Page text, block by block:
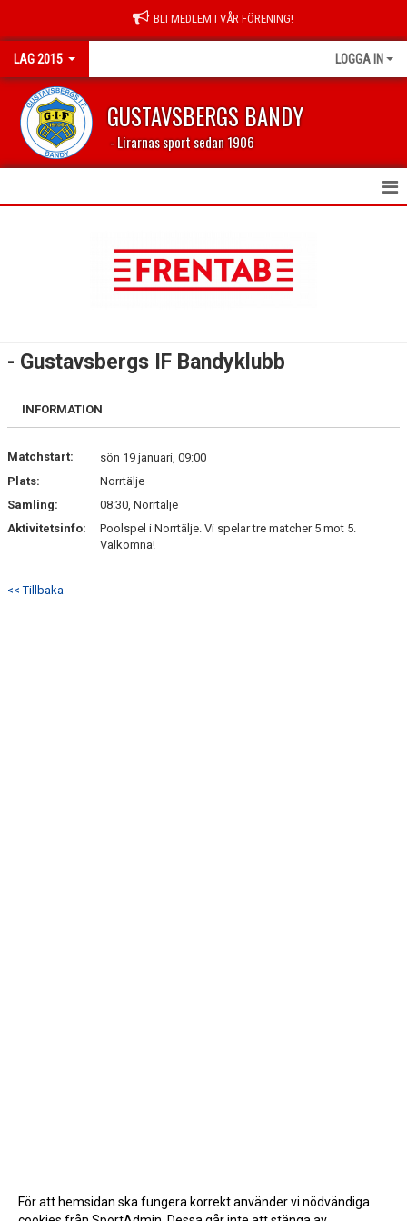
BLI MEDLEM I VÅR FÖRENING!
LAG 2015 LOGGA IN
GUSTAVSBERGS BANDY
- Lirarnas sport sedan 1906
DOKUMENT
KONTAKT
- Gustavsbergs IF Bandyklubb
INFORMATION
Matchstart:
sön 19 januari, 09:00
Plats:
Norrtälje
Samling:
08:30, Norrtälje
Aktivitetsinfo:
Poolspel i Norrtälje. Vi spelar tre matcher 5 mot 5.
Välkomna!
<< Tillbaka
För att hemsidan ska fungera korrekt använder vi nödvändiga